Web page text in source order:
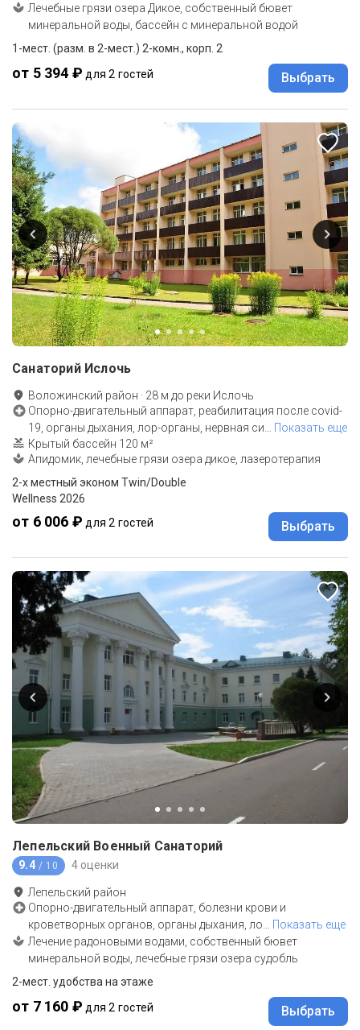
Лечебные грязи озера Дикое, собственный бювет
минеральной воды, бассейн с минеральной водой
1-мест. (разм. в 2-мест.) 2-комн., корп. 2
от 5 394 ₽ для 2 гостей Выбрать
Санаторий Ислочь
Воложинский район · 28 м до реки Ислочь
Опорно-двигательный аппарат, реабилитация после covid-
19, органы дыхания, лор-органы, нервная си… Показать еще
Крытый бассейн 120 м²
Апидомик, лечебные грязи озера дикое, лазеротерапия
2-x местный эконом Twin/Double
Wellness 2026
от 6 006 ₽ для 2 гостей Выбрать
Лепельский Военный Санаторий
9.4 / 10 4 оценки
Лепельский район
Опорно-двигательный аппарат, болезни крови и
кроветворных органов, органы дыхания, ло
Показать еще
Лечение радоновыми водами, собственный бювет
минеральной воды, лечебные грязи озера судобль
2-мест. удобства на этаже
от 7 160 ₽ для 2 гостей Выбрать